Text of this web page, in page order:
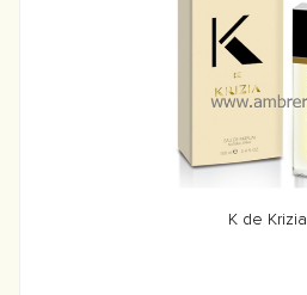
K de Krizia